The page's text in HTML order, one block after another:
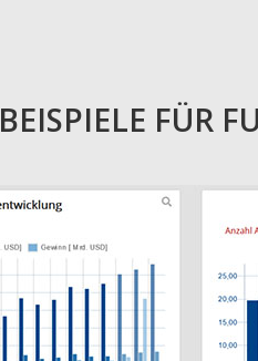
BEISPIELE FÜR